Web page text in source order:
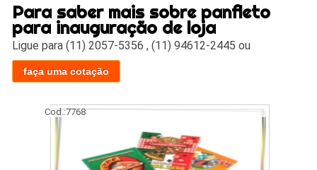
Para saber mais sobre panfleto
para inauguração de loja
Ligue para(11) 2057-5356 ,(11) 94612-2445 ou
faça uma cotação
Cod.:7768